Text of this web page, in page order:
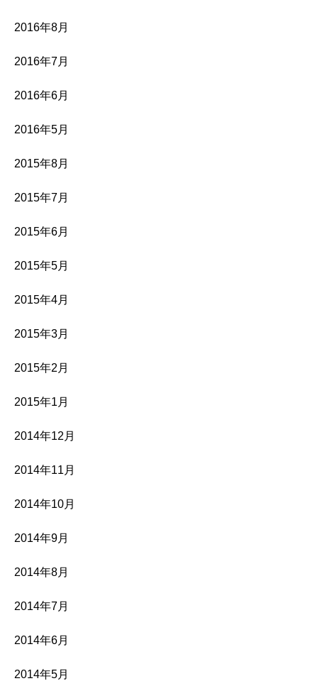
2016年8月
2016年7月
2016年6月
2016年5月
2015年8月
2015年7月
2015年6月
2015年5月
2015年4月
2015年3月
2015年2月
2015年1月
2014年12月
2014年11月
2014年10月
2014年9月
2014年8月
2014年7月
2014年6月
2014年5月